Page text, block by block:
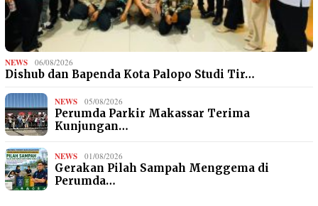
NEWS 06/08/2026
Dishub dan Bapenda Kota Palopo Studi Tir…
NEWS 05/08/2026
Perumda Parkir Makassar Terima
Kunjungan…
NEWS 01/08/2026
Gerakan Pilah Sampah Menggema di
Perumda…